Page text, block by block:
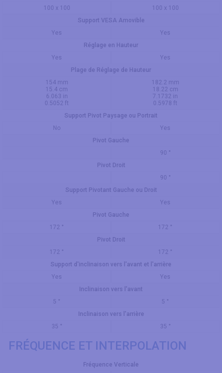
100 x 100
100 x 100
Support VESA Amovible
Yes
Yes
Réglage en Hauteur
Yes
Yes
Plage de Réglage de Hauteur
154 mm
15.4 cm
6.063 in
0.5052 ft
182.2 mm
18.22 cm
7.1732 in
0.5978 ft
Support Pivot Paysage ou Portrait
No
Yes
Pivot Gauche
90 °
Pivot Droit
90 °
Support Pivotant Gauche ou Droit
Yes
Yes
Pivot Gauche
172 °
172 °
Pivot Droit
172 °
172 °
Support d'inclinaison vers l'avant et l'arrière
Yes
Yes
Inclinaison vers l'avant
5 °
5 °
Inclinaison vers l'arrière
35 °
35 °
FRÉQUENCE ET INTERPOLATION
Fréquence Verticale